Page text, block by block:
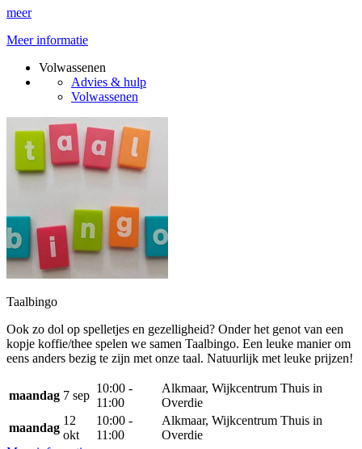
meer
Meer informatie
Volwassenen
Advies & hulp
Volwassenen
Taalbingo
Ook zo dol op spelletjes en gezelligheid? Onder het genot van een
kopje koffie/thee spelen we samen Taalbingo. Een leuke manier om
eens anders bezig te zijn met onze taal. Natuurlijk met leuke prijzen!
maandag 7 sep
10:00 -
11:00
Alkmaar, Wijkcentrum Thuis in
Overdie
maandag
12
okt
10:00 -
11:00
Alkmaar, Wijkcentrum Thuis in
Overdie